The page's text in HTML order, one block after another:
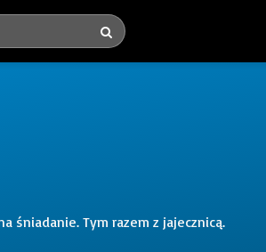
śniadanie. Tym razem z jajecznicą.